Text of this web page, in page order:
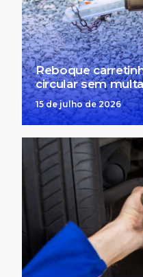
Reboque
circular sem multa
15 de julho de 2026